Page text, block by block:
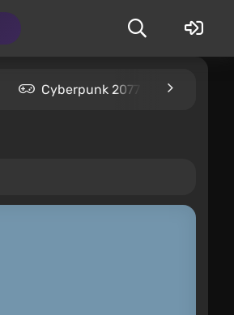
Cyberpunk 2077